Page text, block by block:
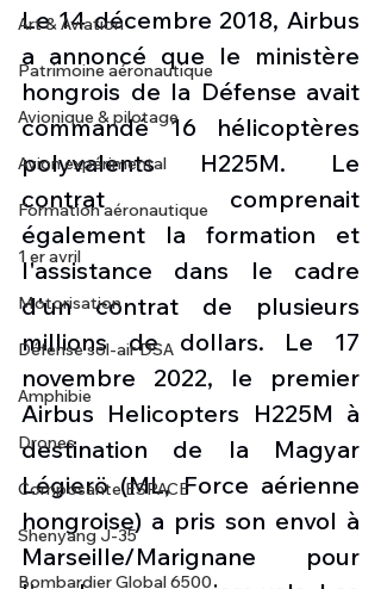
Art & Aviation
Patrimoine aéronautique
Avionique & pilotage
Avion expérimental
Formation aéronautique
1 er avril
Motorisation
Défense sol-air DSA
Amphibie
Drones
Composante ESPACE
Shenyang J-35
Bombardier Global 6500
Le 14 décembre 2018, Airbus
a annoncé que le ministère
hongrois de la Défense avait
commandé 16 hélicoptères
polyvalents H225M. Le
contrat comprenait
également la formation et
l'assistance dans le cadre
d'un contrat de plusieurs
millions de dollars. Le 17
novembre 2022, le premier
Airbus Helicopters H225M à
destination de la Magyar
Légierö (ML, Force aérienne
hongroise) a pris son envol à
Marseille/Marignane pour